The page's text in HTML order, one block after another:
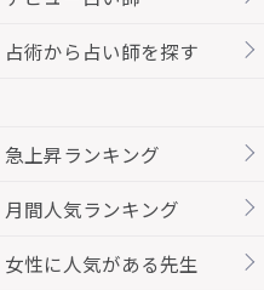
占術から占い師を探す
急上昇ランキング
月間人気ランキング
女性に人気がある先生